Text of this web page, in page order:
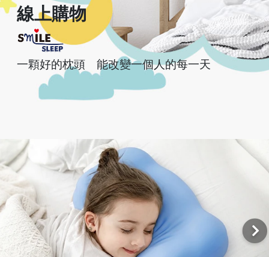
線上購物
一顆好的枕頭 能改變一個人的每一天